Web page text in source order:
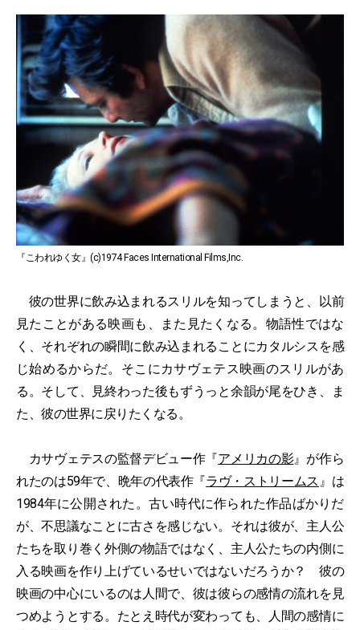
『こわれゆく女』(c)1974 Faces International Films,Inc.
彼の世界に飲み込まれるスリルを知ってしまうと、以前
見たことがある映画も、また見たくなる。物語性ではな
く、それぞれの瞬間に飲み込まれることにカタルシスを感
じ始めるからだ。そこにカサヴェテス映画のスリルがあ
る。そして、見終わった後もずうっと余韻が尾をひき、ま
た、彼の世界に戻りたくなる。
カサヴェテスの監督デビュー作『アメリカの影』が作ら
れたのは59年で、晩年の代表作『ラヴ・ストリームス 』は
1984年に公開された。古い時代に作られた作品ばかりだ
が、不思議なことに古さを感じない。それは彼が、主人公
たちを取り巻く外側の物語ではなく、主人公たちの内側に
入る映画を作り上げているせいではないだろうか？ 彼の
映画の中心にいるのは人間で、彼は彼らの感情の流れを見
つめようとする。たとえ時代が変わっても、人間の感情に